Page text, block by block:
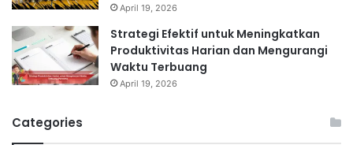
April 19, 2026
Strategi Efektif untuk Meningkatkan
Produktivitas Harian dan Mengurangi
Waktu Terbuang
April 19, 2026
Categories